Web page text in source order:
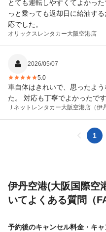
とても運転しやすくてよかっ
っと乗っても返却日に給油す
応でした。
オリックスレンタカー大阪空港店
2026/05/07
5.0
車自体はきれいで、思ったよ
た。 対応も丁寧でよかったで
Ｊネットレンタカー大阪空港店（伊
1
伊丹空港(大阪国際空
いてよくある質問（
予約後のキャンセル料金・キャ